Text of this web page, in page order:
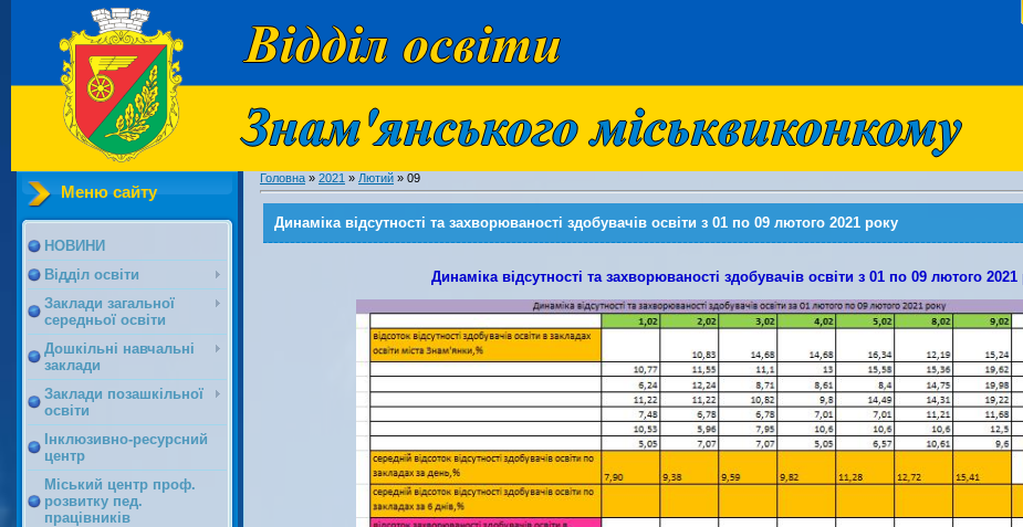
Меню сайту
НОВИНИ
Відділ освіти
Заклади загальної
середньої освіти
Дошкільні навчальні
заклади
Заклади позашкільної
освіти
Інклюзивно-ресурсний
центр
Міський центр проф.
розвитку пед.
працівників
Головна » 2021 » Лютий » 09
Динаміка відсутності та захворюваності здобувачів освіти з 01 по 09 лютого 2021 року
Динаміка відсутності та захворюваності здобувачів освіти з 01 по 09 лютого 2021